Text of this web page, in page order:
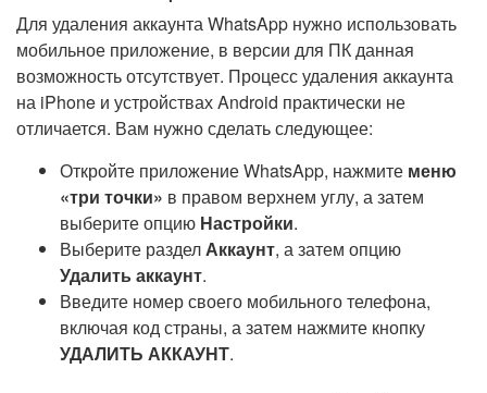
Для удаления аккаунта WhatsApp нужно использовать
мобильное приложение, в версии для ПК данная
возможность отсутствует. Процесс удаления аккаунта
на iPhone и устройствах Android практически не
отличается. Вам нужно сделать следующее:
Откройте приложение WhatsApp, нажмите меню
«три точки» в правом верхнем углу, а затем
выберите опцию Настройки.
Выберите разделАккаунт, а затем опцию
Удалить аккаунт.
Введите номер своего мобильного телефона,
включая код страны, а затем нажмите кнопку
УДАЛИТЬ АККАУНТ.